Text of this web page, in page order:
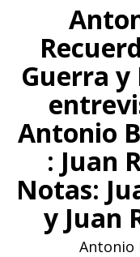
Guerra y
Antonio
: Juan
Notas:
y Juan
Antonio